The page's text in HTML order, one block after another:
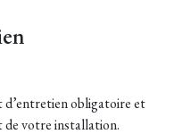
d’entretien obligatoire et
de votre installation.